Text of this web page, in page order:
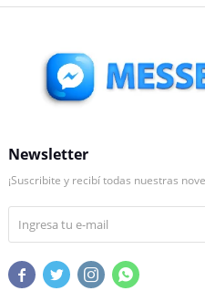
Newsletter
¡Suscribite y recibí todas nuestras
   